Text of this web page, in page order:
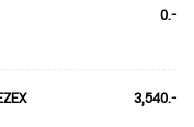
0.-
3,540.-